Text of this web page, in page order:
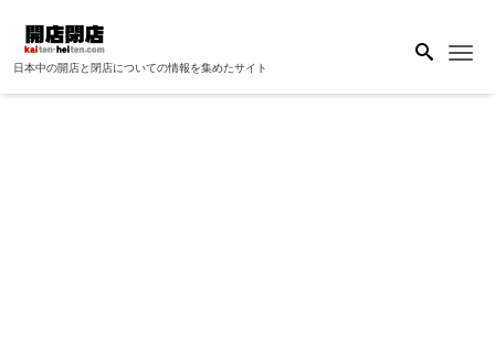
日本中の開店と閉店についての情報を集めたサイト